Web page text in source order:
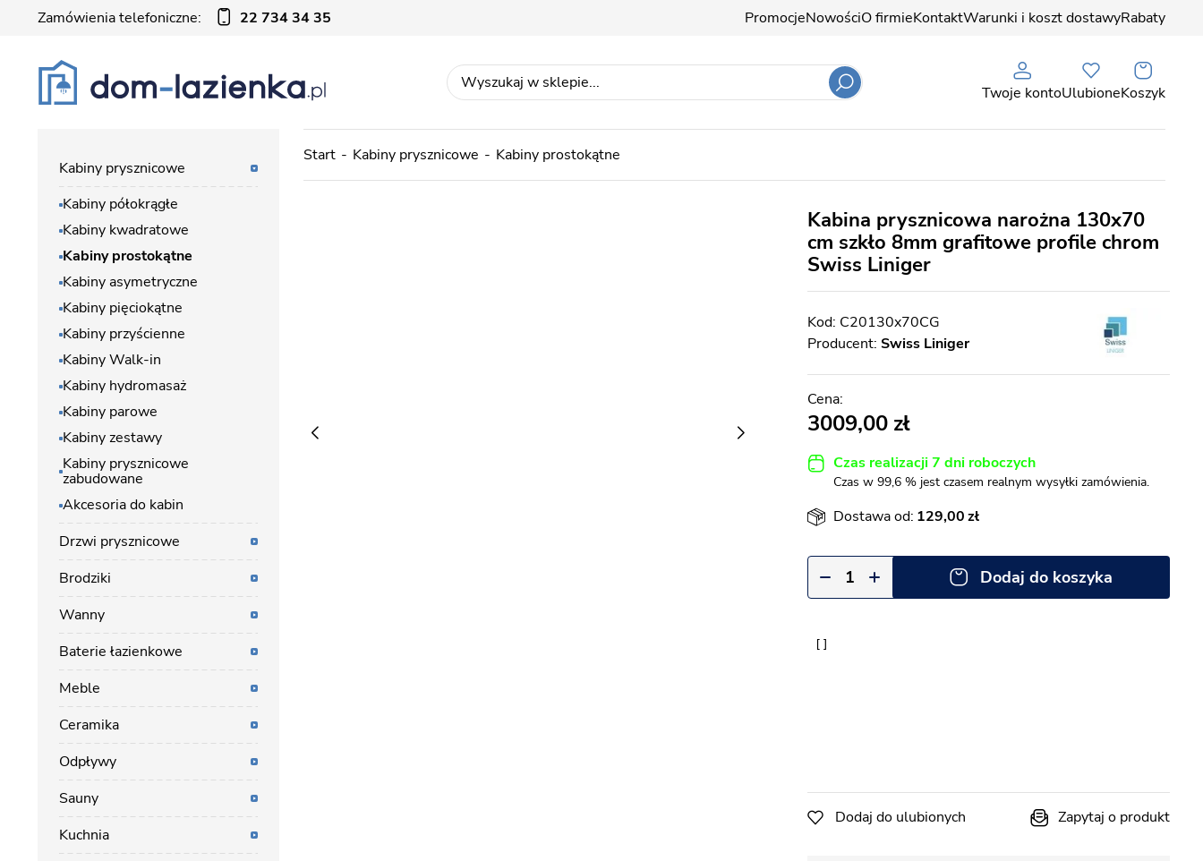
Zamówienia telefoniczne: 22 734 34 35 PromocjeNowościO firmieKontaktWarunki i koszt dostawyRabaty
Twoje kontoUlubioneKoszyk
Start Kabiny prysznicowe Kabiny prostokątne
Kabina prysznicowa narożna 130x70
cm szkło 8mm grafitowe profile chrom
Swiss Liniger
C20130x70CG
Producent: Swiss Liniger
3009,00
Czas realizacji 7 dni roboczych
Czas w 99,6 % jest czasem realnym wysyłki zamówienia.
Dostawa od: 129,00
Dodaj do koszyka
Dodaj do ulubionych Zapytaj o produkt
Kabiny prysznicowe
Kabiny półokrągłe
Kabiny kwadratowe
Kabiny prostokątne
Kabiny asymetryczne
Kabiny pięciokątne
Kabiny przyścienne
Kabiny Walk-in
Kabiny hydromasaż
Kabiny parowe
Kabiny zestawy
Kabiny prysznicowe
zabudowane
Akcesoria do kabin
Drzwi prysznicowe
Brodziki
Wanny
Baterie łazienkowe
Meble
Ceramika
Odpływy
Sauny
Kuchnia